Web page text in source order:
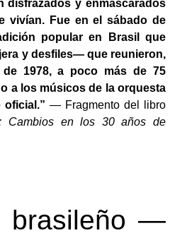
disfrazados y enmascarados
vivían. Fue en el sábado de
popular en Brasil que
y desfiles— que reunieron,
1978, a poco más de 75
a los músicos de la orquesta
— Fragmento del libro
Cambios en los 30 años de
brasileño —